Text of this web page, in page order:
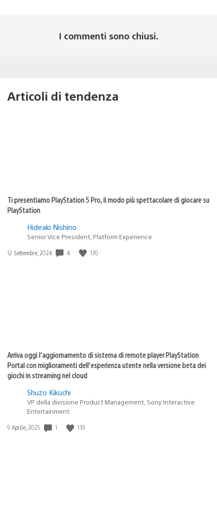
I commenti sono chiusi.
Articoli di tendenza
Ti presentiamo PlayStation 5 Pro, il modo più spettacolare di giocare su
PlayStation
Hideaki Nishino
Senior Vice President, Platform Experience
Data
12 Settembre, 2024 4 130
Arriva oggi l’aggiornamento di sistema di remote player PlayStation
Portal con miglioramenti dell’esperienza utente nella versione beta dei
giochi in streaming nel cloud
Shuzo Kikuchi
VP della divisione Product Management, Sony Interactive
Entertainment
Data
9 Aprile, 2025 1 139